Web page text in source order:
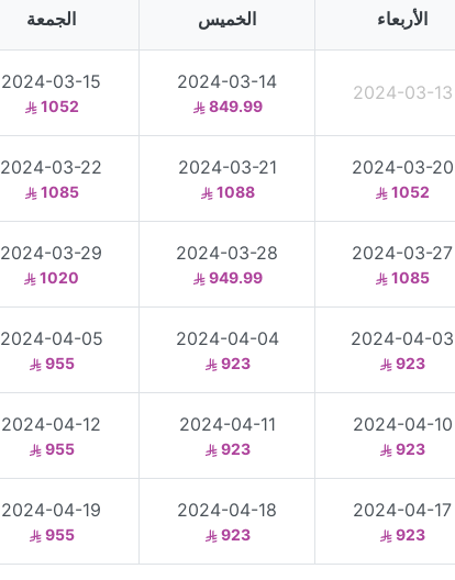
الأربعاء الخميس الجمعة
2024-03-13
2024-03-14
849.99
2024-03-15
1052
2024-03-20
1052
2024-03-21
1088
2024-03-22
1085
2024-03-27
1085
2024-03-28
949.99
2024-03-29
1020
2024-04-03
923
2024-04-04
923
2024-04-05
955
2024-04-10
923
2024-04-11
923
2024-04-12
955
2024-04-17
923
2024-04-18
923
2024-04-19
955